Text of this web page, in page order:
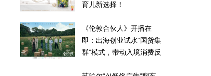
育儿新选择！
《伦敦合伙人》开播在
即：出海创业试水“国货集
群”模式，带动入境消费反